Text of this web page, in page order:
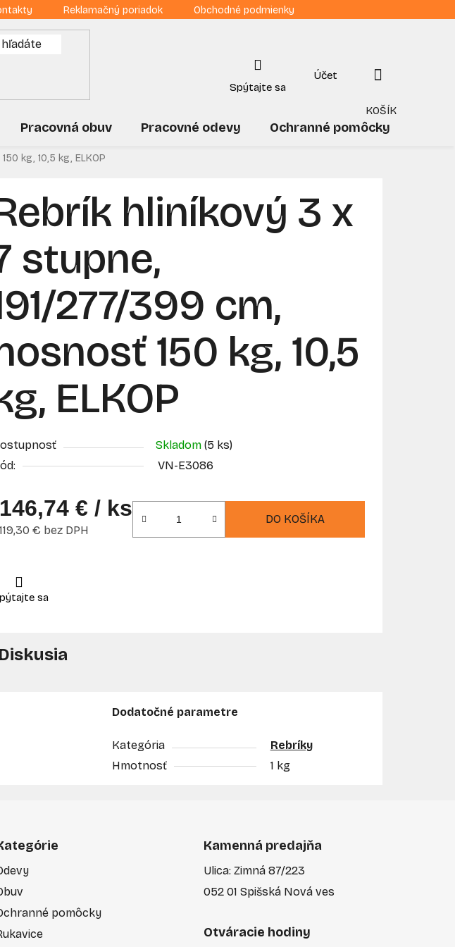
Reklamačný poriadok Obchodné podmienky
NÁKUPNÝ
KOŠÍK
Pracovná obuv Pracovné odevy Ochranné pomôcky
kg, 10,5 kg, ELKOP
hliníkový 3 x
stupne,
277/399 cm,
150 kg, 10,5
ELKOP
Skladom (5 ks)
VN-E3086
146,74 € / ks
119,30 € bez DPH
DO KOŠÍKA
Diskusia
Dodatočné parametre
Kategória
Rebríky
Hmotnosť
1 kg
pomôcky
Kamenná predajňa
Ulica: Zimná 87/223
052 01 Spišská Nová ves
Otváracie hodiny